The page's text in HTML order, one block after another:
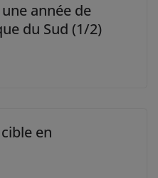
année de
du Sud (1/2)
en